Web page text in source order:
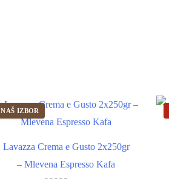
NAŠ IZBOR
Lavazza Crema e Gusto 2x250gr
– Mlevena Espresso Kafa